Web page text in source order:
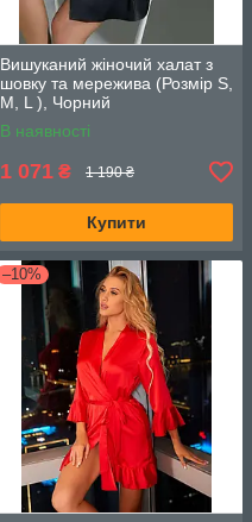
Вишуканий жіночий халат з
шовку та мережива (Розмір S,
M, L ), Чорний
В наявності
1 071 ₴ 1 190 ₴
Купити
–10%